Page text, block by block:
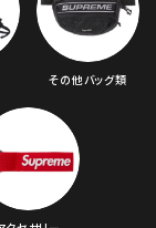
その他バッグ類